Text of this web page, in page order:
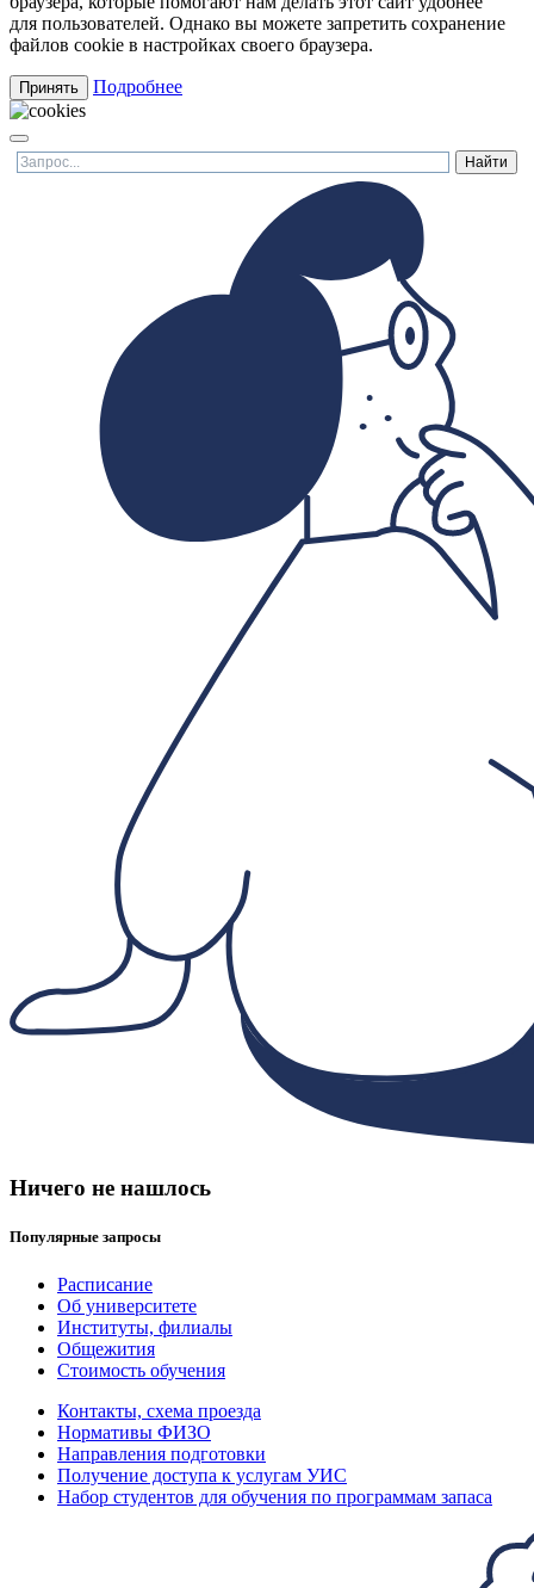
для пользователей. Однако вы можете запретить сохранение
файлов cookie в настройках своего браузера.
Принять Подробнее
Ничего не нашлось
Популярные запросы
Расписание
Об университете
Институты, филиалы
Общежития
Стоимость обучения
Контакты, схема проезда
Нормативы ФИЗО
Направления подготовки
Получение доступа к услугам УИС
Набор студентов для обучения по программам запаса